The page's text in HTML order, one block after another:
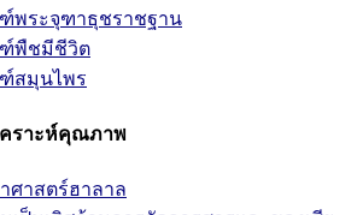
พระจุฑาธุชราชฐาน
พืชมีชีวิต
สมุนไพร
คราะห์คุณภาพ
ศาสตร์ฮาลาล